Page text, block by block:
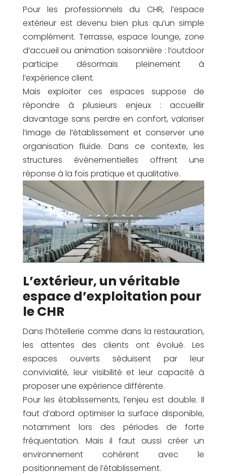
Pour les professionnels du CHR, l’espace
extérieur est devenu bien plus qu’un simple
complément. Terrasse, espace lounge, zone
d’accueil ou animation saisonnière : l’outdoor
participe désormais pleinement à
l’expérience client.
Mais exploiter ces espaces suppose de
répondre à plusieurs enjeux : accueillir
davantage sans perdre en confort, valoriser
l’image de l’établissement et conserver une
organisation fluide. Dans ce contexte, les
structures événementielles offrent une
réponse à la fois pratique et qualitative.
L’extérieur, un véritable
espace d’exploitation pour
le CHR
Dans l’hôtellerie comme dans la restauration,
les attentes des clients ont évolué. Les
espaces ouverts séduisent par leur
convivialité, leur visibilité et leur capacité à
proposer une expérience différente.
Pour les établissements, l’enjeu est double. Il
faut d’abord optimiser la surface disponible,
notamment lors des périodes de forte
fréquentation. Mais il faut aussi créer un
environnement cohérent avec le
positionnement de l’établissement.